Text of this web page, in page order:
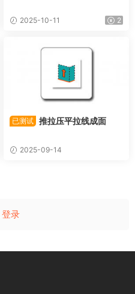
2025-10-11 2
已测试 推拉压平拉线成面
2025-09-14
登录